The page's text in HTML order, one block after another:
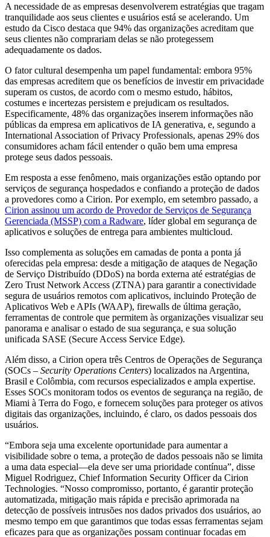
A necessidade de as empresas desenvolverem estratégias que tragam
tranquilidade aos seus clientes e usuários está se acelerando. Um
estudo da Cisco destaca que 94% das organizações acreditam que
seus clientes não comprariam delas se não protegessem
adequadamente os dados.
O fator cultural desempenha um papel fundamental: embora 95%
das empresas acreditem que os benefícios de investir em privacidade
superam os custos, de acordo com o mesmo estudo, hábitos,
costumes e incertezas persistem e prejudicam os resultados.
Especificamente, 48% das organizações inserem informações não
públicas da empresa em aplicativos de IA generativa, e, segundo a
International Association of Privacy Professionals, apenas 29% dos
consumidores acham fácil entender o quão bem uma empresa
protege seus dados pessoais.
Em resposta a esse fenômeno, mais organizações estão optando por
serviços de segurança hospedados e confiando a proteção de dados
a provedores como a Cirion. Por exemplo, em setembro passado, a
Cirion assinou um acordo de Provedor de Serviços de Segurança
Gerenciada (MSSP) com a Radware, líder global em segurança de
aplicativos e soluções de entrega para ambientes multicloud.
Isso complementa as soluções em camadas de ponta a ponta já
oferecidas pela empresa: desde a mitigação de ataques de Negação
de Serviço Distribuído (DDoS) na borda externa até estratégias de
Zero Trust Network Access (ZTNA) para garantir a conectividade
segura de usuários remotos com aplicativos, incluindo Proteção de
Aplicativos Web e APIs (WAAP), firewalls de última geração,
ferramentas de controle que permitem às organizações visualizar seu
panorama e analisar o estado de sua segurança, e sua solução
unificada SASE (Secure Access Service Edge).
Além disso, a Cirion opera três Centros de Operações de Segurança
(SOCs – Security Operations Centers) localizados na Argentina,
Brasil e Colômbia, com recursos especializados e ampla expertise.
Esses SOCs monitoram todos os eventos de segurança na região, de
Miami à Terra do Fogo, e fornecem soluções para proteger os ativos
digitais das organizações, incluindo, é claro, os dados pessoais dos
usuários.
“Embora seja uma excelente oportunidade para aumentar a
visibilidade sobre o tema, a proteção de dados pessoais não se limita
a uma data especial—ela deve ser uma prioridade contínua”, disse
Miguel Rodriguez, Chief Information Security Officer da Cirion
Technologies. “Nosso compromisso, portanto, é garantir proteção
automatizada, mitigação mais rápida e precisão aprimorada na
detecção de possíveis intrusões nos dados privados dos usuários, ao
mesmo tempo em que garantimos que todas essas ferramentas sejam
eficazes para que as organizações possam continuar focadas em